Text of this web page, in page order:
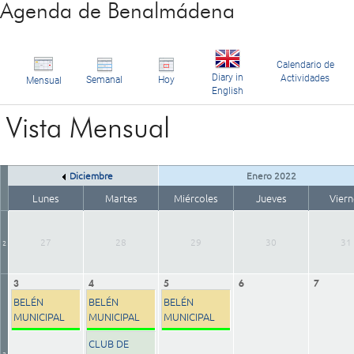
Agenda de Benalmádena
Mensual Semanal Hoy
Diary in
English
Calendario de
Actividades
Vista Mensual
Diciembre Enero 2022
Lunes Martes Miércoles Jueves
2 27 28 29 30 31
3
BELÉN
MUNICIPAL
4
BELÉN
MUNICIPAL
CLUB DE
5
BELÉN
MUNICIPAL
6 7